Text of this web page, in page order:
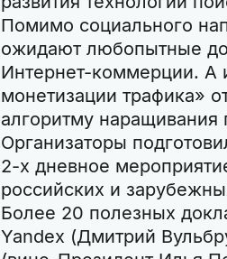
Помимо социального
ожидают любопытные
Интернет-коммерции.
монетизации трафика»
алгоритму наращивания
Организаторы
2-х дневное
российских и
Более 20 полезных
Yandex (Дмитрий